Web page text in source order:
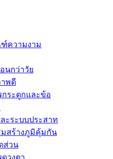
ความงาม
นกว่าวัย
พดี
ระดูกและข้อ
ะระบบประสาท
มสร้างภูมิคุ้มกัน
ส่วน
วงตา